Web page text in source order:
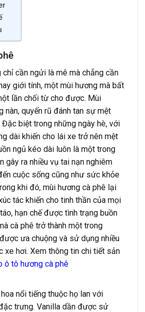
cần ngửi là mê mà chẳng cần
giới tính, một mùi hương mà bất
lần chối từ cho được. Mùi
nàn, quyến rũ đánh tan sự mệt
Đặc biệt trong những ngày hè, với
dài khiến cho lái xe trở nên mệt
ngủ kéo dài luôn là một trong
gây ra nhiều vụ tai nạn nghiêm
cuộc sống cũng như sức khỏe
khi đó, mùi hương cà phê lại
tác khiến cho tinh thần của mọi
hạn chế được tình trạng buồn
cà phê trở thành một trong
ưa chuộng và sử dụng nhiều
xe hơi. Xem thông tin chi tiết sản
ô tô hương cà phê
nổi tiếng thuộc họ lan với
trưng. Vanilla dần được sử